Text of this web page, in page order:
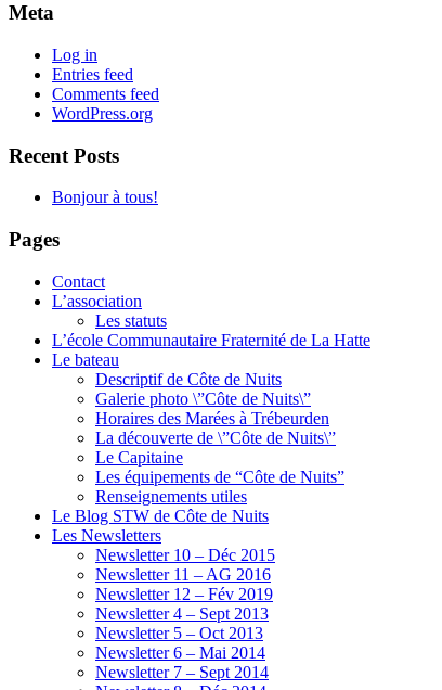
Meta
Log in
Entries feed
Comments feed
WordPress.org
Recent Posts
Bonjour à tous!
Pages
Contact
L’association
Les statuts
L’école Communautaire Fraternité de La Hatte
Le bateau
Descriptif de Côte de Nuits
Galerie photo \”Côte de Nuits\”
Horaires des Marées à Trébeurden
La découverte de \”Côte de Nuits\”
Le Capitaine
Les équipements de “Côte de Nuits”
Renseignements utiles
Le Blog STW de Côte de Nuits
Les Newsletters
Newsletter 10 – Déc 2015
Newsletter 11 – AG 2016
Newsletter 12 – Fév 2019
Newsletter 4 – Sept 2013
Newsletter 5 – Oct 2013
Newsletter 6 – Mai 2014
Newsletter 7 – Sept 2014